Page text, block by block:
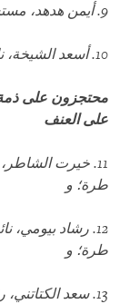
9. أيمن هدهد،
10. أسعد الشيخة،
محتجزون على
على العنف
11. خيرت
طرة؛ و
12. رشاد بيومي،
طرة؛ و
13. سعد